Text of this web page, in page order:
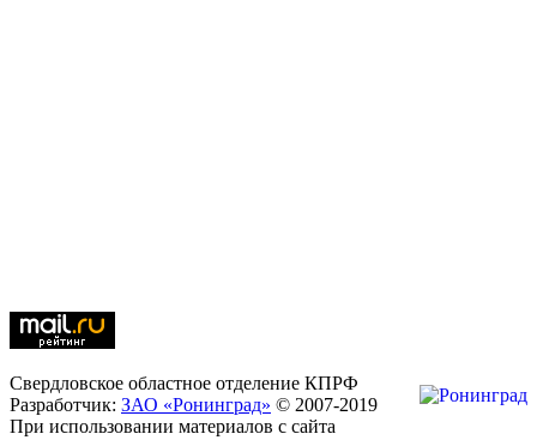
Свердловское областное отделение КПРФ
Разработчик: ЗАО «Ронинград» © 2007-2019
При использовании материалов с сайта